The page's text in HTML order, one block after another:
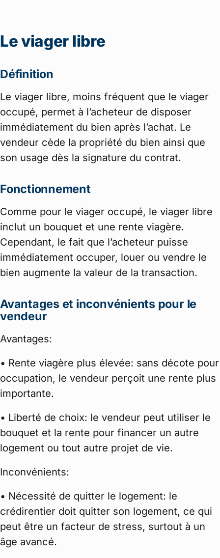
Le viager libre
Définition
Le viager libre, moins fréquent que le viager
occupé, permet à l’acheteur de disposer
immédiatement du bien après l’achat. Le
vendeur cède la propriété du bien ainsi que
son usage dès la signature du contrat.
Fonctionnement
Comme pour le viager occupé, le viager libre
inclut un bouquet et une rente viagère.
Cependant, le fait que l’acheteur puisse
immédiatement occuper, louer ou vendre le
bien augmente la valeur de la transaction.
Avantages et inconvénients pour le
vendeur
Avantages:
• Rente viagère plus élevée: sans décote pour
occupation, le vendeur perçoit une rente plus
importante.
• Liberté de choix: le vendeur peut utiliser le
bouquet et la rente pour financer un autre
logement ou tout autre projet de vie.
Inconvénients:
• Nécessité de quitter le logement: le
crédirentier doit quitter son logement, ce qui
peut être un facteur de stress, surtout à un
âge avancé.